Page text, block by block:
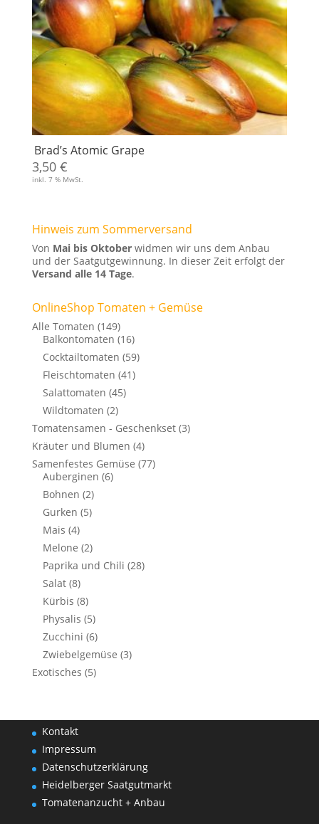
Brad’s Atomic Grape
3,50 €
inkl. 7 % MwSt.
Hinweis zum Sommerversand
Von Mai bis Oktoberwidmen wir uns dem Anbau
und der Saatgutgewinnung. In dieser Zeit erfolgt der
Versand alle 14 Tage.
OnlineShop Tomaten + Gemüse
Alle Tomaten (149)
Balkontomaten (16)
Cocktailtomaten (59)
Fleischtomaten (41)
Salattomaten (45)
Wildtomaten (2)
Tomatensamen - Geschenkset (3)
Kräuter und Blumen (4)
Samenfestes Gemüse (77)
Auberginen (6)
Bohnen (2)
Gurken (5)
Mais (4)
Melone (2)
Paprika und Chili (28)
Salat (8)
Kürbis (8)
Physalis (5)
Zucchini (6)
Zwiebelgemüse (3)
Exotisches (5)
Kontakt
Impressum
Datenschutzerklärung
Heidelberger Saatgutmarkt
Tomatenanzucht + Anbau